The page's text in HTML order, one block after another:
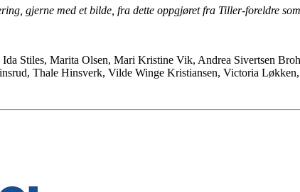
gjerne med et bilde, fra dette oppgjøret fra Tiller-foreldre
Stiles, Marita Olsen, Mari Kristine Vik, Andrea Sivertsen
Thale Hinsverk, Vilde Winge Kristiansen, Victoria